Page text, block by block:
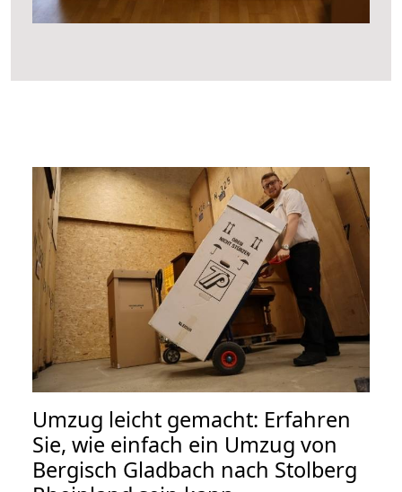
Umzug leicht gemacht: Erfahren
Sie, wie einfach ein Umzug von
Bergisch Gladbach nach Stolberg